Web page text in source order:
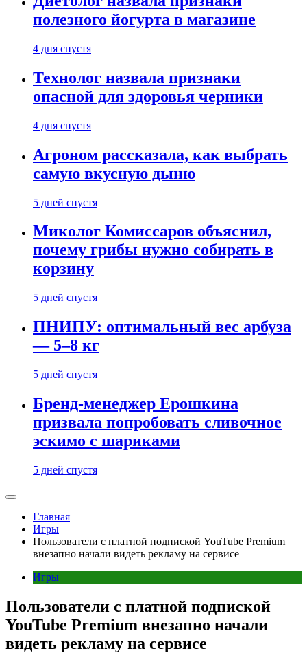
полезного йогурта в магазине
4 дня спустя
Технолог назвала признаки
опасной для здоровья черники
4 дня спустя
Агроном рассказала, как выбрать
самую вкусную дыню
5 дней спустя
Миколог Комиссаров объяснил,
почему грибы нужно собирать в
корзину
5 дней спустя
ПНИПУ: оптимальный вес арбуза
— 5–8 кг
5 дней спустя
Бренд-менеджер Ерошкина
призвала попробовать сливочное
эскимо с шариками
5 дней спустя
Главная
Игры
Пользователи с платной подпиской YouTube Premium
внезапно начали видеть рекламу на сервисе
Игры
Пользователи с платной подпиской
YouTube Premium внезапно начали
видеть рекламу на сервисе